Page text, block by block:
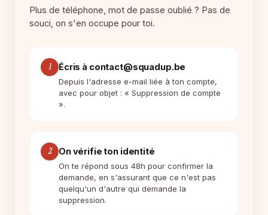
Plus de téléphone, mot de passe oublié ? Pas de
souci, on s'en occupe pour toi.
1 Écris à contact@squadup.be
Depuis l'adresse e-mail liée à ton compte,
avec pour objet : « Suppression de compte
».
2 On vérifie ton identité
On te répond sous 48h pour confirmer la
demande, en s'assurant que ce n'est pas
quelqu'un d'autre qui demande la
suppression.